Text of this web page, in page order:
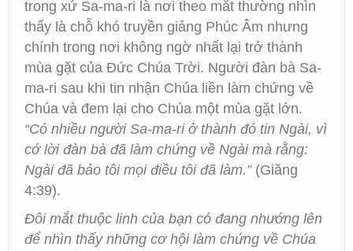
trong xứ Sa-ma-ri là nơi theo mắt thường nhìn
thấy là chỗ khó truyền giảng Phúc Âm nhưng
chính trong nơi không ngờ nhất lại trở thành
mùa gặt của Đức Chúa Trời. Người đàn bà Sa-
ma-ri sau khi tin nhận Chúa liền làm chứng về
Chúa và đem lại cho Chúa một mùa gặt lớn.
“Có nhiều người Sa-ma-ri ở thành đó tin Ngài, vì
cớ lời đàn bà đã làm chứng về Ngài mà rằng:
Ngài đã bảo tôi mọi điều tôi đã làm.”(Giăng
4:39).
Đôi mắt thuộc linh của bạn có đang nhướng lên
để nhìn thấy những cơ hội làm chứng về Chúa